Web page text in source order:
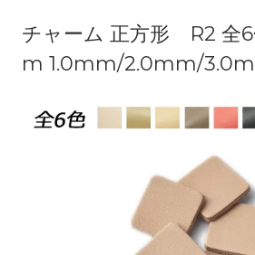
チャーム 正方形 R2 全
m 1.0mm/2.0mm/